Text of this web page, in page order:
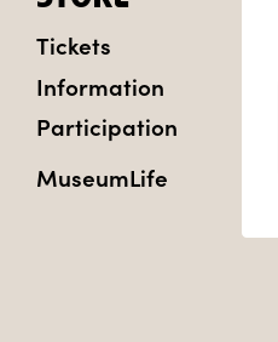
Tickets
Information
Participation
MuseumLife